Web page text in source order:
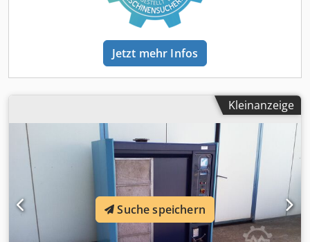
Jetzt mehr Infos
Kleinanzeige
Suche speichern